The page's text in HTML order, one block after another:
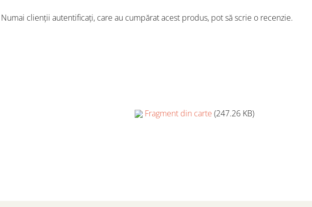
Numai clienții autentificați, care au cumpărat acest produs, pot să scrie o recenzie.
Fragment din carte (247.26 KB)